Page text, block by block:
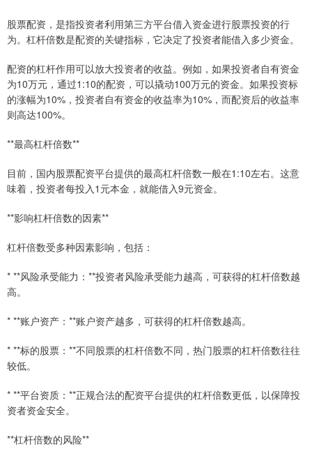
股票配资，是指投资者利用第三方平台借入资金进行股票投资的行
为。杠杆倍数是配资的关键指标，它决定了投资者能借入多少资金。
配资的杠杆作用可以放大投资者的收益。例如，如果投资者自有资金
为10万元，通过1:10的配资，可以撬动100万元的资金。如果投资标
的涨幅为10%，投资者自有资金的收益率为10%，而配资后的收益率
则高达100%。
**最高杠杆倍数**
目前，国内股票配资平台提供的最高杠杆倍数一般在1:10左右。这意
味着，投资者每投入1元本金，就能借入9元资金。
**影响杠杆倍数的因素**
杠杆倍数受多种因素影响，包括：
* **风险承受能力：**投资者风险承受能力越高，可获得的杠杆倍数越
高。
* **账户资产：**账户资产越多，可获得的杠杆倍数越高。
* **标的股票：**不同股票的杠杆倍数不同，热门股票的杠杆倍数往往
较低。
* **平台资质：**正规合法的配资平台提供的杠杆倍数更低，以保障投
资者资金安全。
**杠杆倍数的风险**